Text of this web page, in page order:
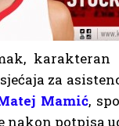
karakteran
za
Mamić,
nakon potpisa